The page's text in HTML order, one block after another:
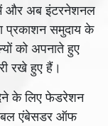
और अब इंटरनेशनल
प्रकाशन समुदाय के
को अपनाते हुए
रखे हुए हैं।
देने के लिए फेडरेशन
एंबेसडर ऑफ